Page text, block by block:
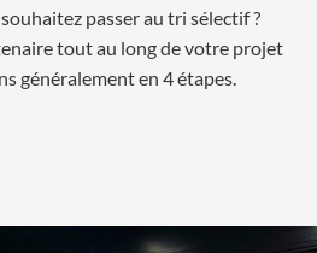
passer au tri sélectif ?
tout au long de votre projet
généralement en 4 étapes.